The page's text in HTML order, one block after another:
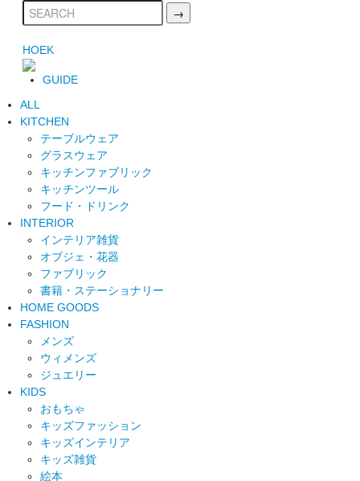
HOEK
GUIDE
ALL
KITCHEN
テーブルウェア
グラスウェア
キッチンファブリック
キッチンツール
フード・ドリンク
INTERIOR
インテリア雑貨
オブジェ・花器
ファブリック
書籍・ステーショナリー
HOME GOODS
FASHION
メンズ
ウィメンズ
ジュエリー
KIDS
おもちゃ
キッズファッション
キッズインテリア
キッズ雑貨
絵本